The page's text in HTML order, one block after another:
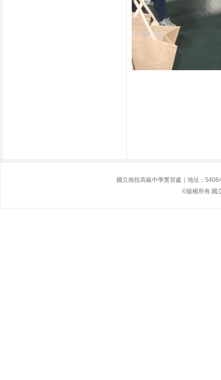
國立南投高級中學實習處｜地址：
©版權所有.國